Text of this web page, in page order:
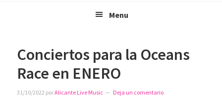
Menu
Conciertos para la Oceans
Race en ENERO
31/10/2022 porAlicante Live Music Deja un comentario